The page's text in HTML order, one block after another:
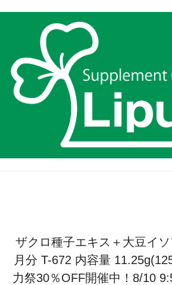
ザクロ種子エキス＋大豆イ
月分 T-672 内容量
力祭30％OFF開催中！8/10